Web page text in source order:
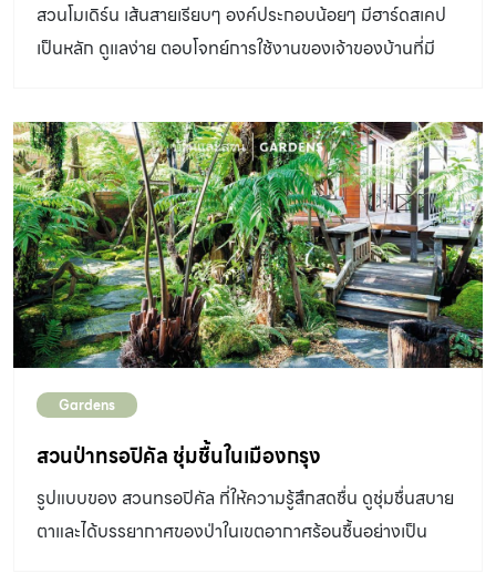
สวนโมเดิร์น เส้นสายเรียบๆ องค์ประกอบน้อยๆ มีฮาร์ดสเคป
เป็นหลัก ดูแลง่าย ตอบโจทย์การใช้งานของเจ้าของบ้านที่มี
Gardens
สวนป่าทรอปิคัล ชุ่มชื้นในเมืองกรุง
รูปแบบของ สวนทรอปิคัล ที่ให้ความรู้สึกสดชื่น ดูชุ่มชื่นสบาย
ตาและได้บรรยากาศของป่าในเขตอากาศร้อนชื้นอย่างเป็น